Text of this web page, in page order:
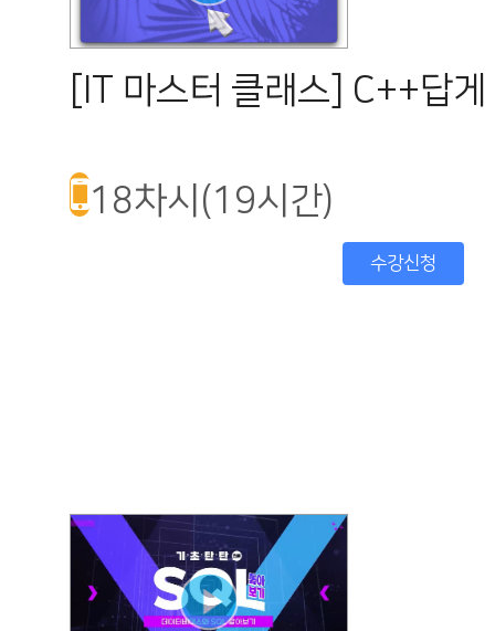
[IT 마스터 클래스] C++답
18차시(19시간)
수강신청